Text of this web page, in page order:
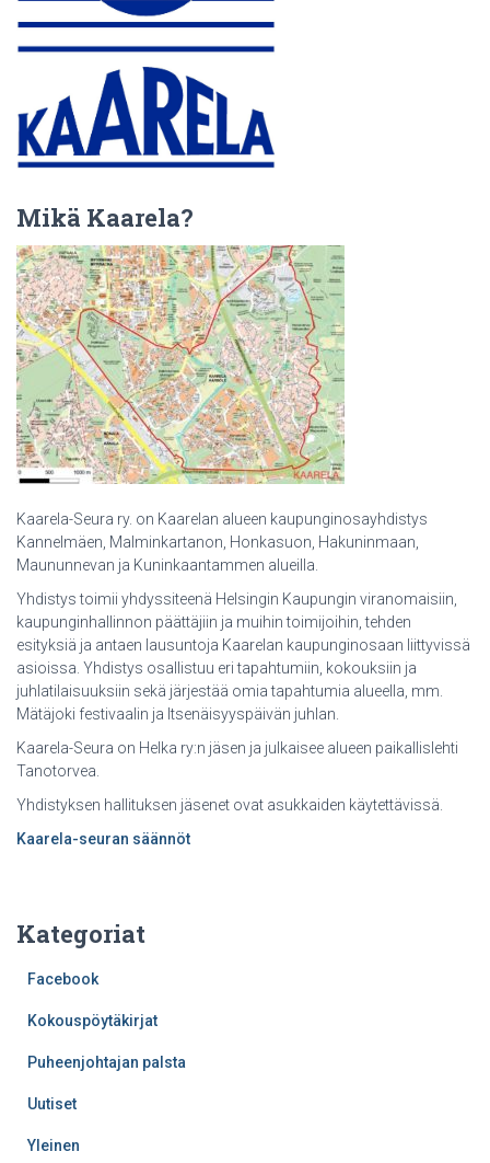
Mikä Kaarela?
Kaarela-Seura ry. on Kaarelan alueen kaupunginosayhdistys
Kannelmäen, Malminkartanon, Honkasuon, Hakuninmaan,
Maununnevan ja Kuninkaantammen alueilla.
Yhdistys toimii yhdyssiteenä Helsingin Kaupungin viranomaisiin,
kaupunginhallinnon päättäjiin ja muihin toimijoihin, tehden
esityksiä ja antaen lausuntoja Kaarelan kaupunginosaan liittyvissä
asioissa. Yhdistys osallistuu eri tapahtumiin, kokouksiin ja
juhlatilaisuuksiin sekä järjestää omia tapahtumia alueella, mm.
Mätäjoki festivaalin ja Itsenäisyyspäivän juhlan.
Kaarela-Seura on Helka ry:n jäsen ja julkaisee alueen paikallislehti
Tanotorvea.
Yhdistyksen hallituksen jäsenet ovat asukkaiden käytettävissä.
Kaarela-seuran säännöt
Kategoriat
Facebook
Kokouspöytäkirjat
Puheenjohtajan palsta
Uutiset
Yleinen